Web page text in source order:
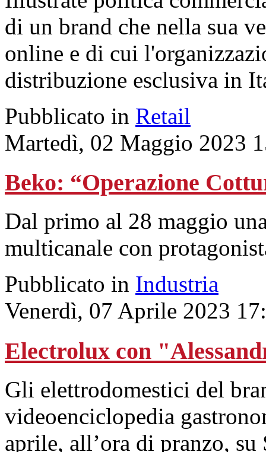
di un brand che nella sua
online e di cui
distribuzione esclusiva in
Pubblicato in Retail
Martedì, 02 Maggio 2023
Beko: “Operazione
Dal primo al 28 maggio
multicanale con
Pubblicato in Industria
Venerdì, 07 Aprile 2023
Electrolux con
Gli elettrodomestici del
videoenciclopedia
aprile, all’ora di pranzo,